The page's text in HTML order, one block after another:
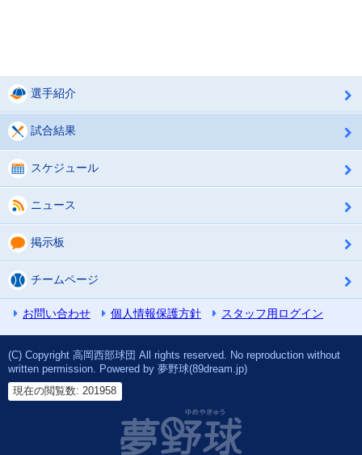
選手紹介
試合結果
スケジュール
ニュース
掲示板
チームページ
お問い合わせ 個人情報保護方針 スタッフ用ログイン
(C) Copyright 高岡西部球団 All rights reserved. No reproduction without
written permission. Powered by 夢野球(89dream.jp)
現在の閲覧数: 201958